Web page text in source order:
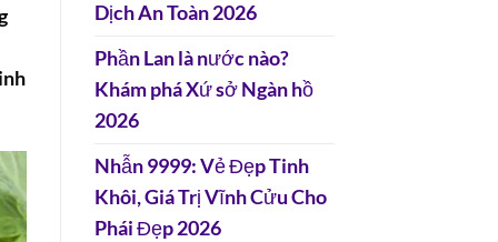
Dịch An Toàn 2026
Phần Lan là nước nào?
Khám phá Xứ sở Ngàn hồ
2026
Nhẫn 9999: Vẻ Đẹp Tinh
Khôi, Giá Trị Vĩnh Cửu Cho
Phái Đẹp 2026